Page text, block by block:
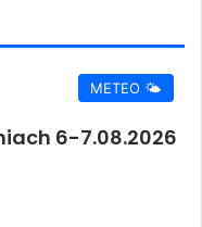
METEO 🌤️
6-7.08.2026